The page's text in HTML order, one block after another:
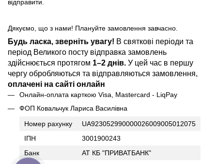
відправити.
Дякуємо, що з нами! Плануйте замовлення завчасно.
Будь ласка, зверніть увагу! В святкові періоди та
період Великого посту відправка замовлень
здійснюється протягом 1–2 днів. У цей час в першу
чергу обробляються та відправляються замовлення,
оплачені на сайті онлайн
Онлайн-оплата карткою Visa, Mastercard - LiqPay
ФОП Ковальчук Лариса Василівна
Номер рахунку
UA923052990000026009005012075
ІПН
3001900243
Банк
АТ КБ "ПРИВАТБАНК"